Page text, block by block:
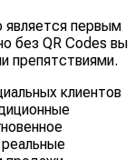
является первым
без QR Codes вы
препятствиями.
клиентов